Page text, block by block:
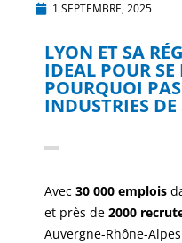
1 SEPTEMBRE, 2025
LYON ET SA
IDEAL POUR SE
POURQUOI
INDUSTRIES DE
Avec 30 000 emplois
et près de 2000
Auvergne-Rhône-